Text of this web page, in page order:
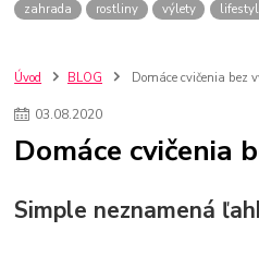
zahrada rostliny výlety
Úvod BLOG Domáce cvičenia bez
03.08.2020
Domáce cvičenia
Simple neznamená